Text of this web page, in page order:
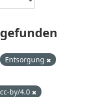
Entsorgung
by/4.0